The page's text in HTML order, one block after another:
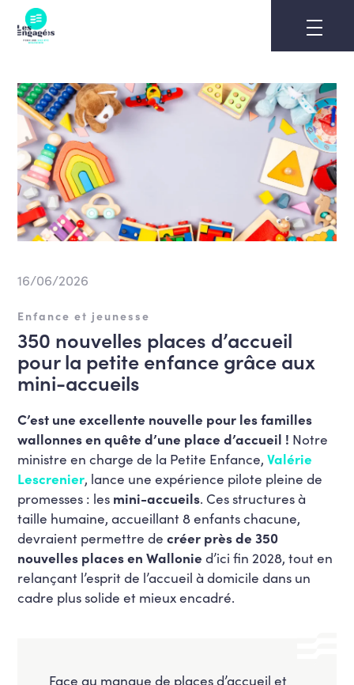
content
16/06/2026
Enfance et jeunesse
350 nouvelles places d’accueil
pour la petite enfance grâce aux
mini-accueils
C’est une excellente nouvelle pour les familles
wallonnes en quête d’une place d’accueil ! Notre
ministre en charge de la Petite Enfance,Valérie
Lescrenier, lance une expérience pilote pleine de
promesses : les mini-accueils. Ces structures à
taille humaine, accueillant 8 enfants chacune,
devraient permettre decréer près de 350
nouvelles places en Wallonie d’ici fin 2028, tout en
relançant l’esprit de l’accueil à domicile dans un
cadre plus solide et mieux encadré.
Face au manque de places d’accueil et